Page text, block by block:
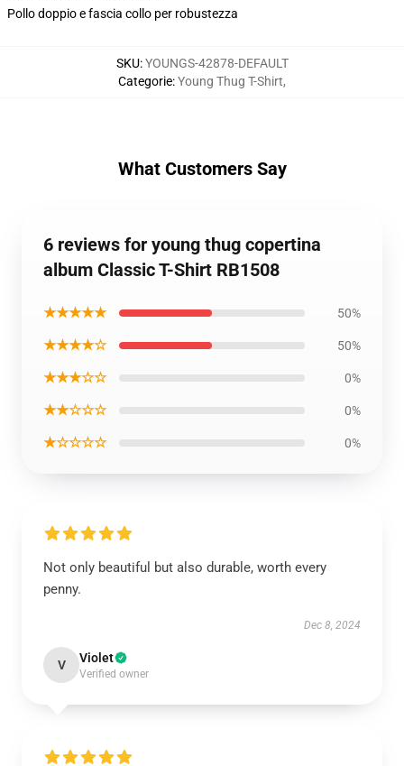
Pollo doppio e fascia collo per robustezza
SKU:YOUNGS-42878-DEFAULT
Categorie:Young Thug T-Shirt,
What Customers Say
6 reviews for young thug copertina
album Classic T-Shirt RB1508
★★★★★ 50%
★★★★☆ 50%
★★★☆☆ 0%
★★☆☆☆ 0%
★☆☆☆☆ 0%
Not only beautiful but also durable, worth every
penny.
Dec 8, 2024
V Violet
Verified owner